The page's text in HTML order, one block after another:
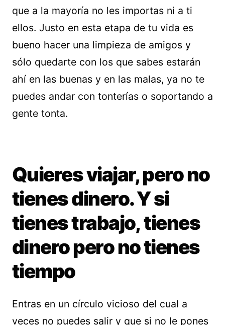
que a la mayoría no les importas ni a ti
ellos. Justo en esta etapa de tu vida es
bueno hacer una limpieza de amigos y
sólo quedarte con los que sabes estarán
ahí en las buenas y en las malas, ya no te
puedes andar con tonterías o soportando a
gente tonta.
Quieres viajar, pero no
tienes dinero. Y si
tienes trabajo, tienes
dinero pero no tienes
tiempo
Entras en un círculo vicioso del cual a
veces no puedes salir y que si no le pones